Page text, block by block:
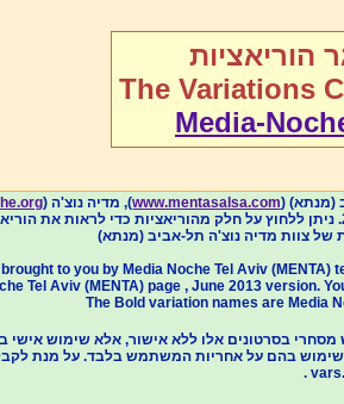
הוריאציות
The Variations
Media-
(מנתא) (www.mentasalsa.com), מדיה נוצ'ה (
של צוות מדיה נוצ'ה תל-אביב (מנתא)
to you by Media Noche Tel Aviv (MENTA)
Tel Aviv (MENTA) page , June 2013 version.
The Bold variation names are Media
בהם על אחריות המשתמש בלבד. על מנת